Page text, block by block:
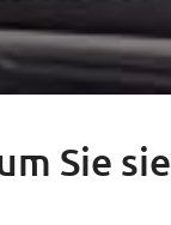
Sie